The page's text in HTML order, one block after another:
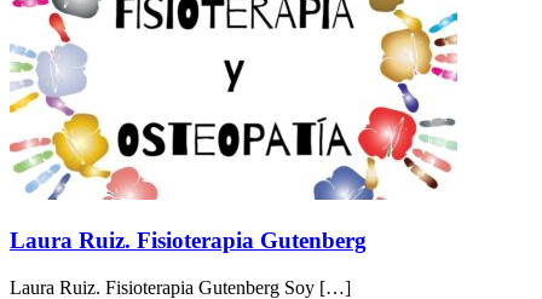
Laura Ruiz. Fisioterapia Gutenberg
Laura Ruiz. Fisioterapia Gutenberg Soy […]